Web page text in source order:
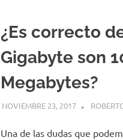
¿Es correcto
Gigabyte son
Megabytes?
NOVIEMBRE 23, 2017
Una de las dudas que